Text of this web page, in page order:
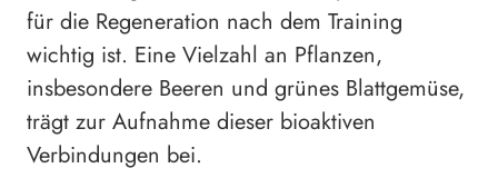
für die Regeneration nach dem Training
wichtig ist. Eine Vielzahl an Pflanzen,
insbesondere Beeren und grünes Blattgemüse,
trägt zur Aufnahme dieser bioaktiven
Verbindungen bei.